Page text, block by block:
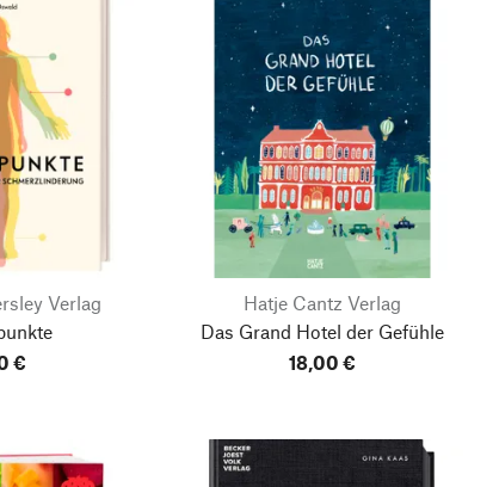
Verlag
€
Hatje Cantz Verlag
Das Grand Hotel der Gefühle
18,00 €